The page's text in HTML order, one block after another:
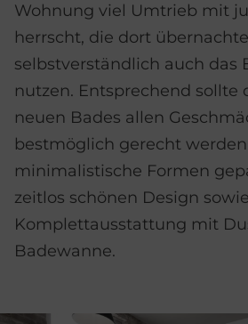
Wohnung viel Umtrieb mit
herrscht, die dort
selbstverständlich auch das
nutzen. Entsprechend sollte
neuen Bades allen
bestmöglich gerecht
minimalistische Formen
zeitlos schönen Design
Komplettausstattung mit
Badewanne.